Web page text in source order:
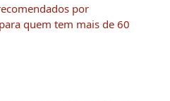
por
quem tem mais de 60